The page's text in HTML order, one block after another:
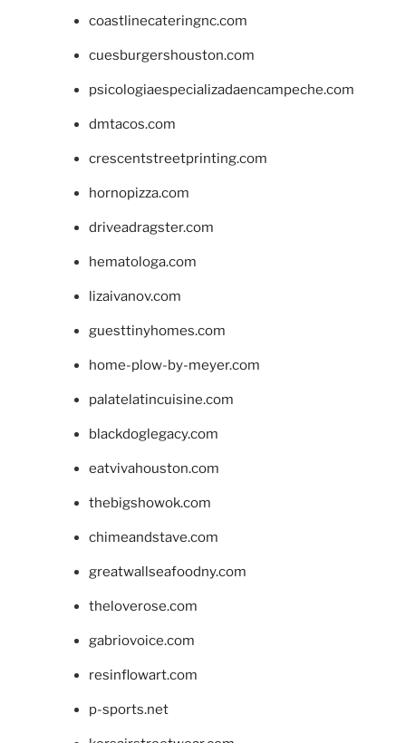
coastlinecateringnc.com
cuesburgershouston.com
psicologiaespecializadaencampeche.com
dmtacos.com
crescentstreetprinting.com
hornopizza.com
driveadragster.com
hematologa.com
lizaivanov.com
guesttinyhomes.com
home-plow-by-meyer.com
palatelatincuisine.com
blackdoglegacy.com
eatvivahouston.com
thebigshowok.com
chimeandstave.com
greatwallseafoodny.com
theloverose.com
gabriovoice.com
resinflowart.com
p-sports.net